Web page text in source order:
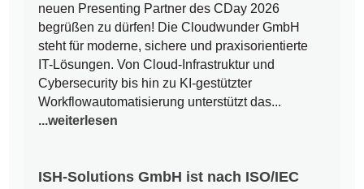
neuen Presenting Partner des CDay 2026
begrüßen zu dürfen! Die Cloudwunder GmbH
steht für moderne, sichere und praxisorientierte
IT-Lösungen. Von Cloud-Infrastruktur und
Cybersecurity bis hin zu KI-gestützter
Workflowautomatisierung unterstützt das...
...weiterlesen
ISH-Solutions GmbH ist nach ISO/IEC